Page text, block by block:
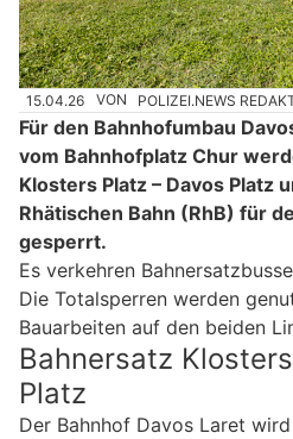
15.04.26 VON POLIZEI.NEWS
Für den Bahnhofumbau
vom Bahnhofplatz Chur
Klosters Platz – Davos Platz
Rhätischen Bahn (RhB) für
gesperrt.
Es verkehren
Die Totalsperren werden
Bauarbeiten auf den beiden
Bahnersatz
Platz
Der Bahnhof Davos Laret